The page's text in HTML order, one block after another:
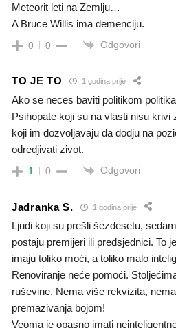
Meteorit leti na Zemlju…
A Bruce Willis ima demenciju.
0 0 Odgovori
TO JE TO 1 godina prije
Ako se neces baviti politikom
Psihopate koji su na vlasti nisu krivi
koji im dozvoljavaju da dodju na
odredjivati zivot.
1 0 Odgovori
Jadranka S. 1 godina prije
Ljudi koji su prešli šezdesetu,
postaju premijeri ili predsjednici. To
imaju toliko moći, a toliko malo
Renoviranje neće pomoći.
ruševine. Nema više rekvizita,
premazivanja bojom!
Veoma je opasno imati